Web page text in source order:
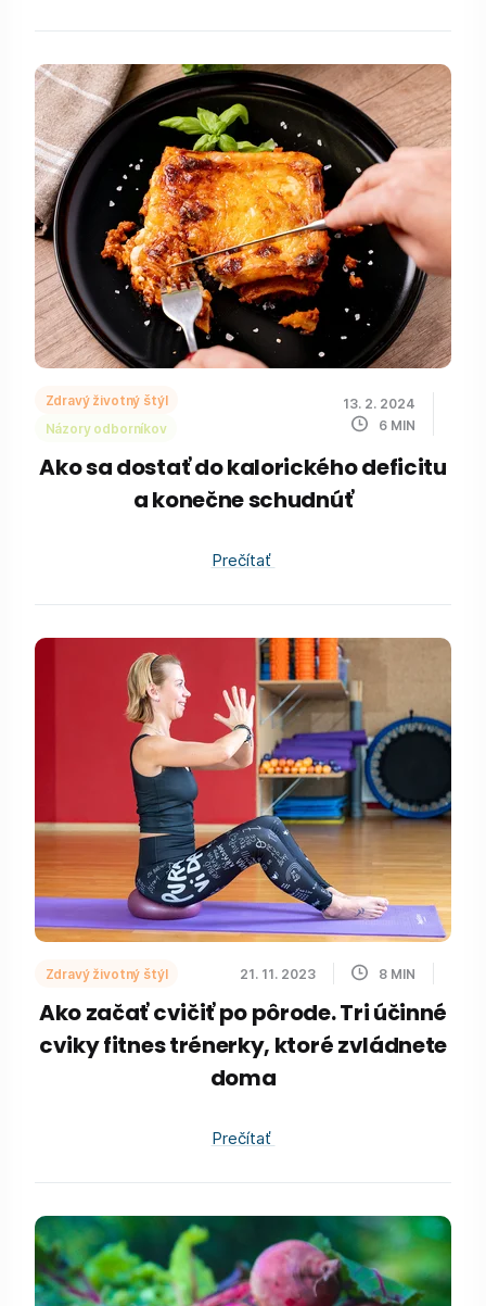
Zdravý životný štýl
Názory odborníkov
13. 2. 2024
6 MIN
Ako sa dostať do kalorického deficitu
a konečne schudnúť
Prečítať
Zdravý životný štýl 21. 11. 2023 8 MIN
Ako začať cvičiť po pôrode. Tri účinné
cviky fitnes trénerky, ktoré zvládnete
doma
Prečítať